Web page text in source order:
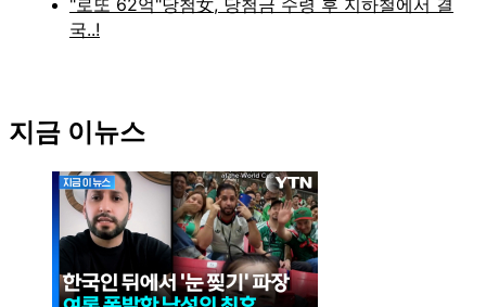
지금 이뉴스